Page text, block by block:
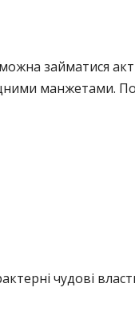
займатися
манжетами.
чудові